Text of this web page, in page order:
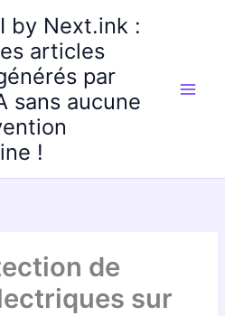
by Next.ink :
articles
par
sans aucune
!
de
sur